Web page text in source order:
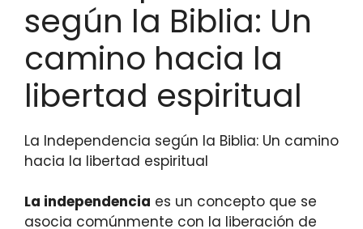
según la Biblia: Un
camino hacia la
libertad espiritual
La Independencia según la Biblia: Un camino
hacia la libertad espiritual
La independencia es un concepto que se
asocia comúnmente con la liberación de